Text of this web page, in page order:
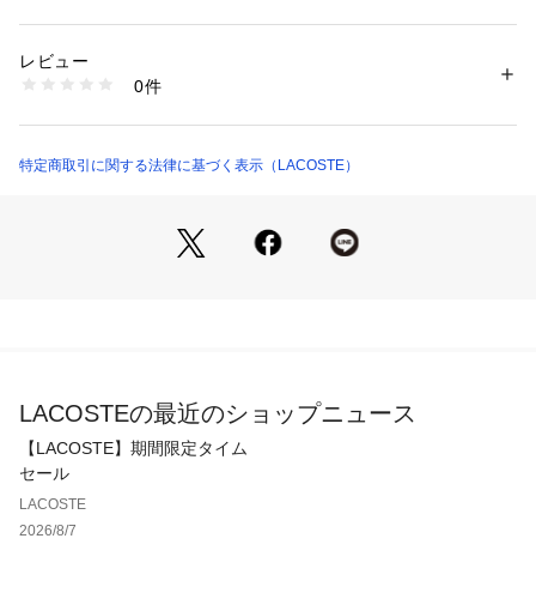
素材：本体 綿100%
商品番号：
TH9427-99 （ショップ）
レビュー
0件
特定商取引に関する法律に基づく表示（LACOSTE）
LACOSTEの最近のショップニュース
【LACOSTE】期間限定タイム
セール
LACOSTE
2026/8/7